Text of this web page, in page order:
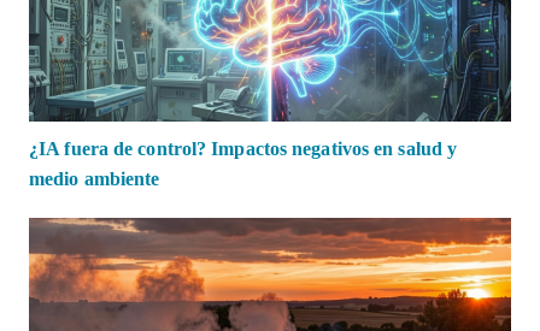
¿IA fuera de control? Impactos negativos en salud y
medio ambiente